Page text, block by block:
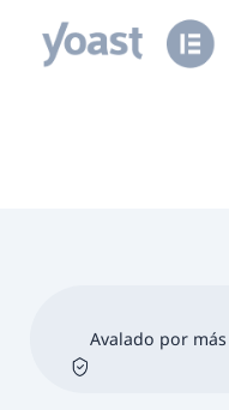
Avalado por